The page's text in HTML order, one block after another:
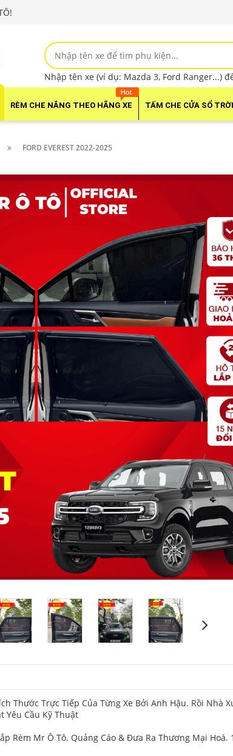
Nhập tên xe (ví dụ: Mazda 3, Ford Ranger...)
RÈM CHE NẮNG THEO HÃNG XE TẤM CHE CỬA SỔ
FORD EVEREST 2022-2025
Thước Trực Tiếp Của Từng Xe Bởi Anh Hậu. Rồi Nhà
Yêu Cầu Kỹ Thuật
Rèm Mr Ô Tô. Quảng Cáo & Đưa Ra Thương Mại